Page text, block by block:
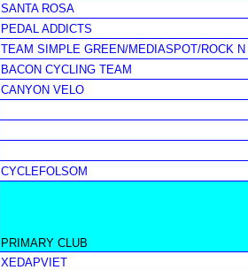
SANTA ROSA
PEDAL ADDICTS
TEAM SIMPLE GREEN/MEDIASPOT/ROCK N
BACON CYCLING TEAM
CANYON VELO
CYCLEFOLSOM
PRIMARY CLUB
XEDAPVIET